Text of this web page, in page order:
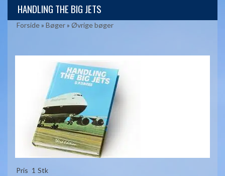
HANDLING THE BIG JETS
Forside» Bøger» Øvrige bøger
Pris 1 Stk